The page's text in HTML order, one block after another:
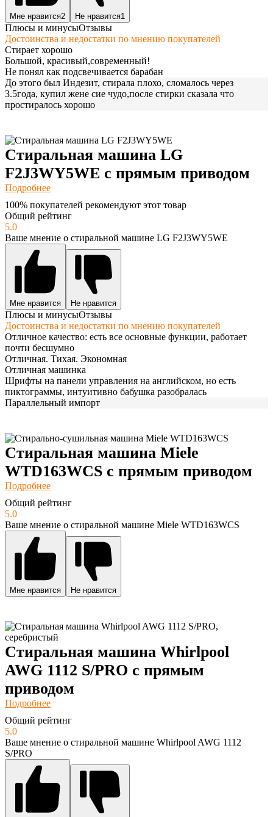
Мне нравится2 Не нравится1
Плюсы и минусыОтзывы
Достоинства и недостатки по мнению покупателей
Стирает хорошо
Большой, красивый,современный!
Не понял как подсвечивается барабан
До этого был Индезит, стирала плохо, сломалось через
3.5года, купил жене сие чудо,после стирки сказала что
простиралось хорошо
Стиральная машина LG
F2J3WY5WE с прямым приводом
Подробнее
100% покупателей рекомендуют этот товар
Общий рейтинг
5.0
Ваше мнение о стиральной машине LG F2J3WY5WE
Мне нравится Не нравится
Плюсы и минусыОтзывы
Достоинства и недостатки по мнению покупателей
Отличное качество: есть все основные функции, работает
почти бесшумно
Отличная. Тихая. Экономная
Отличная машинка
Шрифты на панели управления на английском, но есть
пиктограммы, интуитивно бабушка разобралась
Параллельный импорт
Стиральная машина Miele
WTD163WCS с прямым приводом
Подробнее
Общий рейтинг
5.0
Ваше мнение о стиральной машине Miele WTD163WCS
Мне нравится Не нравится
Стиральная машина Whirlpool
AWG 1112 S/PRO с прямым
приводом
Подробнее
Общий рейтинг
5.0
Ваше мнение о стиральной машине Whirlpool AWG 1112
S/PRO